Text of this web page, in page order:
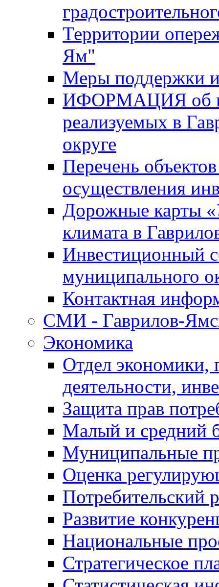
Территории
Ям"
Меры поддержки
ИФОРМАЦИЯ об
реализуемых в
округе
Перечень
осуществления
Дорожные карты
климата в
Инвестиционный
муниципального
Контактная
СМИ - Гаврилов-
Экономика
Отдел экономики,
деятельности,
Защита прав
Малый и средний
Муниципальные
Оценка
Потребительский
Развитие
Национальные
Стратегическое